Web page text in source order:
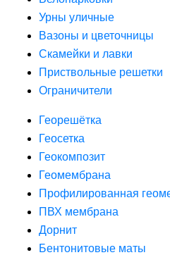
Урны уличные
Вазоны и цветочницы
Скамейки и лавки
Приствольные решетки
Ограничители
Георешётка
Геосетка
Геокомпозит
Геомембрана
Профилированная
ПВХ мембрана
Дорнит
Бентонитовые маты